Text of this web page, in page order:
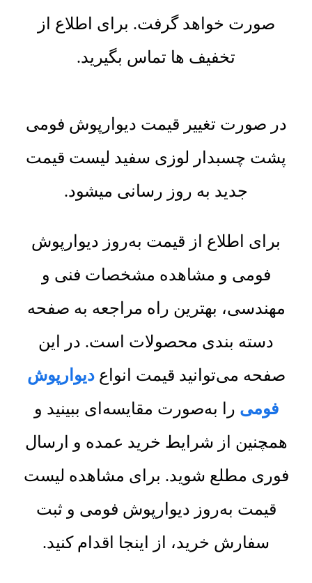
صورت خواهد گرفت. برای اطلاع از
تخفیف ها تماس بگیرید.
در صورت تغییر قیمت دیوارپوش فومی
پشت چسبدار لوزی سفید لیست قیمت
جدید به روز رسانی میشود.
برای اطلاع از قیمت به‌روز دیوارپوش
فومی و مشاهده مشخصات فنی و
مهندسی، بهترین راه مراجعه به صفحه
دسته بندی محصولات است. در این
صفحه می‌توانید قیمت انواعدیوارپوش
فومی را به‌صورت مقایسه‌ای ببینید و
همچنین از شرایط خرید عمده و ارسال
فوری مطلع شوید. برای مشاهده لیست
قیمت به‌روز دیوارپوش فومی و ثبت
سفارش خرید، از اینجا اقدام کنید.